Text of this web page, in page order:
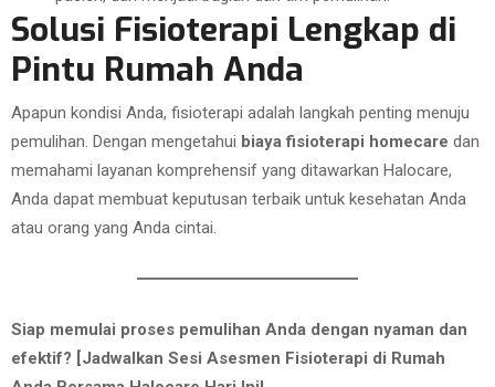
Solusi Fisioterapi Lengkap di
Pintu Rumah Anda
Apapun kondisi Anda, fisioterapi adalah langkah penting menuju
pemulihan. Dengan mengetahui biaya fisioterapi homecare dan
memahami layanan komprehensif yang ditawarkan Halocare,
Anda dapat membuat keputusan terbaik untuk kesehatan Anda
atau orang yang Anda cintai.
Siap memulai proses pemulihan Anda dengan nyaman dan
efektif? [Jadwalkan Sesi Asesmen Fisioterapi di Rumah